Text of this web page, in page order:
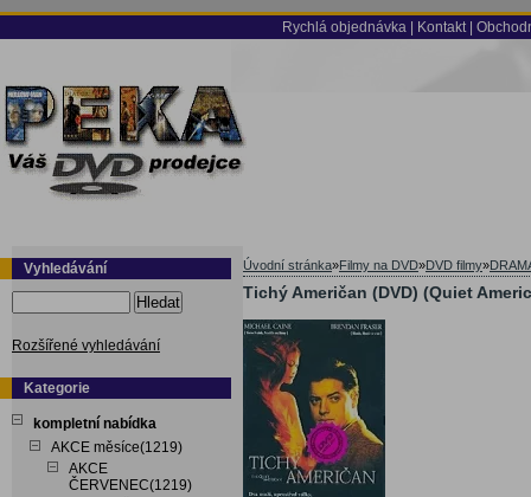
Rychlá objednávka Kontakt
Vyhledávání
Hledat
Rozšířené vyhledávání
Kategorie
kompletní nabídka
AKCE měsíce(1219)
AKCE
ČERVENEC(1219)
Úvodní stránka»Filmy na DVD»DVD filmy»
Tichý Američan (DVD) (Quiet